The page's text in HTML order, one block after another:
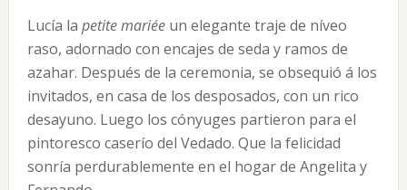
Lucía la petite mariéeun elegante traje de níveo
raso, adornado con encajes de seda y ramos de
azahar. Después de la ceremonia, se obsequió á los
invitados, en casa de los desposados, con un rico
desayuno. Luego los cónyuges partieron para el
pintoresco caserío del Vedado. Que la felicidad
sonría perdurablemente en el hogar de Angelita y